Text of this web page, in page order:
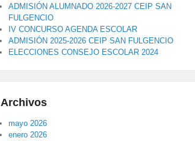
ADMISIÓN ALUMNADO 2026-2027 CEIP SAN
FULGENCIO
IV CONCURSO AGENDA ESCOLAR
ADMISIÓN 2025-2026 CEIP SAN FULGENCIO
ELECCIONES CONSEJO ESCOLAR 2024
Archivos
mayo 2026
enero 2026